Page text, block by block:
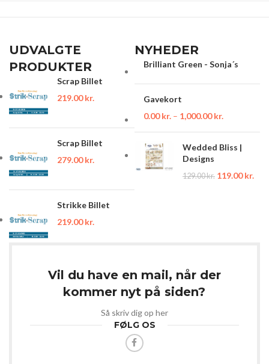
UDVALGTE
PRODUKTER
Scrap Billet
219.00kr.
Scrap Billet
279.00kr.
Strikke Billet
219.00kr.
NYHEDER
Brilliant Green - Sonja´s
Gavekort
0.00kr. – 1,000.00kr.
Wedded Bliss |
Designs
129.00kr. 119.00kr.
Vil du have en mail, når der
kommer nyt på siden?
Så skriv dig op her
FØLG OS